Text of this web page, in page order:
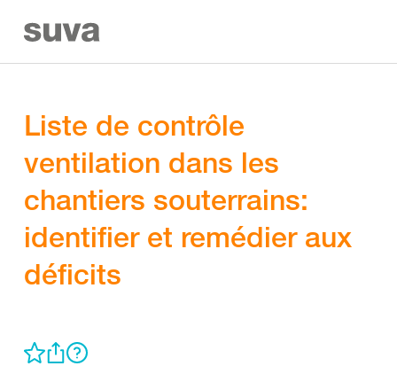
Liste de contrôle
ventilation dans les
chantiers souterrains:
identifier et remédier aux
déficits